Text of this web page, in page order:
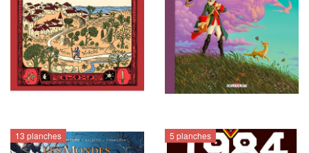
13 planches 5 planches